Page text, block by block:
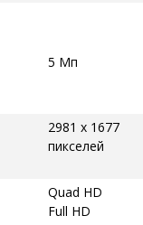
5 Мп
2981 x 1677
пикселей
Quad HD
Full HD